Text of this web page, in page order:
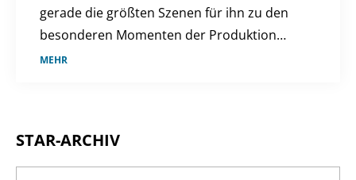
gerade die größten Szenen für ihn zu den
besonderen Momenten der Produktion
zählen.
MEHR
STAR-ARCHIV